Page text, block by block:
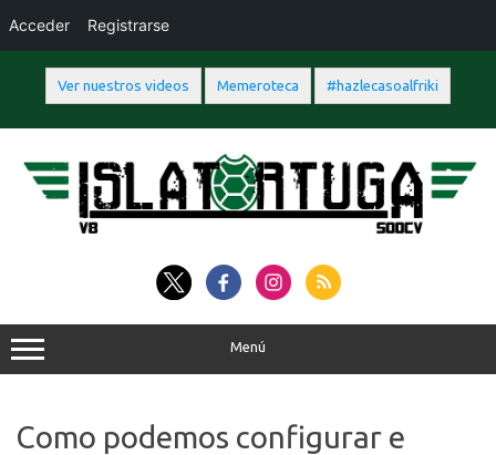
Ver nuestros videos Memeroteca #hazlecasoalfriki
contenido
Menú
Como podemos configurar e
Acceder Registrarse